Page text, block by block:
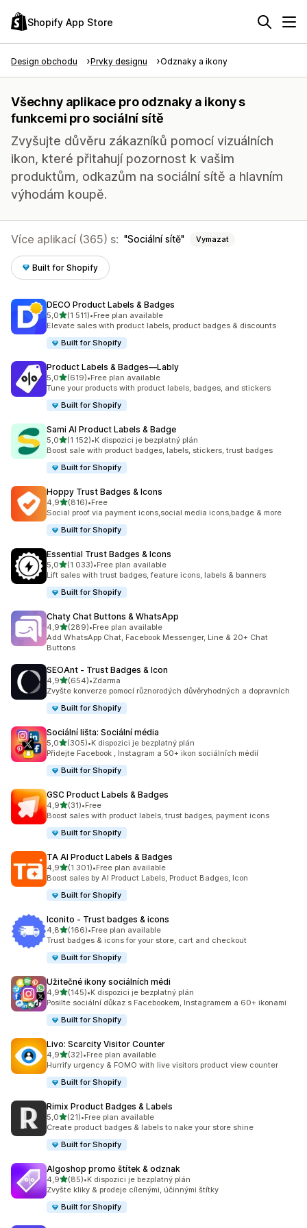
Shopify App Store
Design obchodu Prvky designu Odznaky a ikony
Všechny aplikace pro odznaky a ikony s
funkcemi pro sociální sítě
Zvyšujte důvěru zákazníků pomocí vizuálních
ikon, které přitahují pozornost k vašim
produktům, odkazům na sociální sítě a hlavním
výhodám koupě.
Více aplikací (365) s: Sociální sítě Vymazat
Built for Shopify
DECO Product Labels & Badges
5,0z 5 hvězd
(1 511)
Celkový počet recenzí: 1511
•Free plan available
Elevate sales with product labels, product badges & discounts
Built for Shopify
Product Labels & Badges—Lably
5,0z 5 hvězd
(619)
Celkový počet recenzí: 619
•Free plan available
Tune your products with product labels, badges, and stickers
Built for Shopify
Sami AI Product Labels & Badge
5,0z 5 hvězd
(1 152)
Celkový počet recenzí: 1152
•K dispozici je bezplatný plán
Boost sale with product badges, labels, stickers, trust badges
Built for Shopify
Hoppy Trust Badges & Icons
4,9z 5 hvězd
(816)
Celkový počet recenzí: 816
•Free
Social proof via payment icons,social media icons,badge & more
Built for Shopify
Essential Trust Badges & Icons
5,0z 5 hvězd
(1 033)
Celkový počet recenzí: 1033
•Free plan available
Lift sales with trust badges, feature icons, labels & banners
Built for Shopify
Chaty Chat Buttons & WhatsApp
4,9z 5 hvězd
(289)
Celkový počet recenzí: 289
•Free plan available
Add WhatsApp Chat, Facebook Messenger, Line & 20+ Chat
Buttons
SEOAnt ‑ Trust Badges & Icon
4,9z 5 hvězd
(654)
Celkový počet recenzí: 654
•Zdarma
Zvyšte konverze pomocí různorodých důvěryhodných a dopravních
Built for Shopify
Sociální lišta: Sociální média
5,0z 5 hvězd
(305)
Celkový počet recenzí: 305
•K dispozici je bezplatný plán
Přidejte Facebook , Instagram a 50+ ikon sociálních médií
Built for Shopify
GSC Product Labels & Badges
4,9z 5 hvězd
(31)
Celkový počet recenzí: 31
•Free
Boost sales with product labels, trust badges, payment icons
Built for Shopify
TA AI Product Labels & Badges
4,9z 5 hvězd
(1 301)
Celkový počet recenzí: 1301
•Free plan available
Boost sales by AI Product Labels, Product Badges, Icon
Built for Shopify
Iconito ‑ Trust badges & icons
4,8z 5 hvězd
(166)
Celkový počet recenzí: 166
•Free plan available
Trust badges & icons for your store, cart and checkout
Built for Shopify
Užitečné ikony sociálních médi
4,9z 5 hvězd
(145)
Celkový počet recenzí: 145
•K dispozici je bezplatný plán
Posilte sociální důkaz s Facebookem, Instagramem a 60+ ikonami
Built for Shopify
Livo: Scarcity Visitor Counter
4,9z 5 hvězd
(32)
Celkový počet recenzí: 32
•Free plan available
Hurrify urgency & FOMO with live visitors product view counter
Built for Shopify
Rimix Product Badges & Labels
5,0z 5 hvězd
(21)
Celkový počet recenzí: 21
•Free plan available
Create product badges & labels to nake your store shine
Built for Shopify
Algoshop promo štítek & odznak
4,9z 5 hvězd
(85)
Celkový počet recenzí: 85
•K dispozici je bezplatný plán
Zvyšte kliky & prodeje cílenými, účinnými štítky
Built for Shopify